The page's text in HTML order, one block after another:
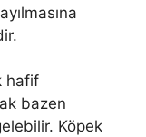
hafif
bazen
Köpek